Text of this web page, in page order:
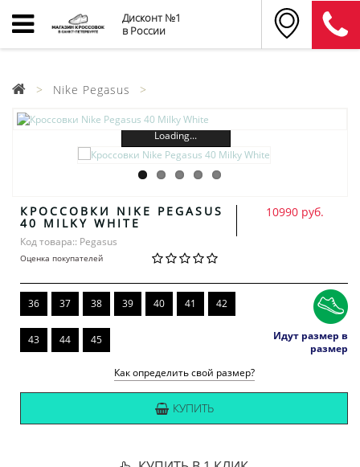
Дисконт №1
в России
Nike Pegasus
Loading...
КРОССОВКИ NIKE PEGASUS
40 MILKY WHITE
Код товара:: Pegasus
Оценка покупателей
10990 руб.
36 37 38 39 40 41 42
43 44 45
Идут размер в
размер
Как определить свой размер?
КУПИТЬ